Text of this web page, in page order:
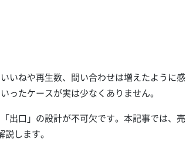
いねや再生数、問い合わせは増えたように感
ったケースが実は少なくありません。
出口」の設計が不可欠です。本記事では、売
します。